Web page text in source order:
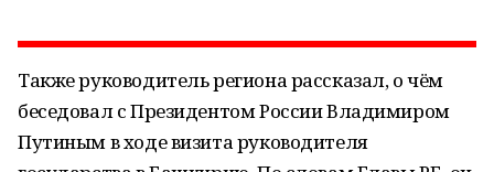
Также руководитель региона рассказал, о чём
беседовал с Президентом России Владимиром
Путиным в ходе визита руководителя